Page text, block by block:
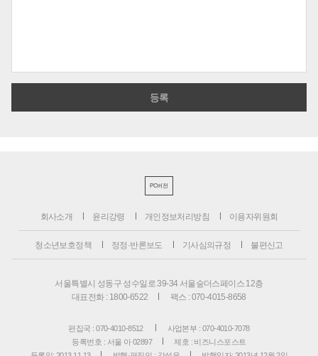
PC버전
회사소개 윤리강령 개인정보처리방침 이용자위원회
청소년보호정책 정정·반론보도 기사심의규정 불편신고
서울특별시 성동구 성수일로 39-34 서울숲더스페이스 12층
대표전화 : 1800-6522
팩스 : 070-4015-8658
편집국 : 070-4010-8512
사업본부 : 070-4010-7078
등록번호 : 서울 아 02897
제호 : 비즈니스포스트